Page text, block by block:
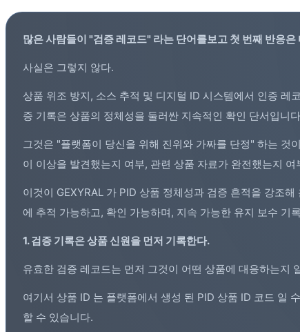
많은 사람들이 "검증 레코드" 라는 단어를보고 첫 번째 반응
사실은 그렇지 않다.
상품 위조 방지, 소스 추적 및 디지털 ID 시스템에서 인증
증 기록은 상품의 정체성을 둘러싼 지속적인 확인 단서입니
그것은 "플랫폼이 당신을 위해 진위와 가짜를 단정" 하는 것
이 이상을 발견했는지 여부, 관련 상품 자료가 완전했는지
이것이 GEXYRAL 가 PID 상품 정체성과 검증 흔적을 강조
에 추적 가능하고, 확인 가능하며, 지속 가능한 유지 보수 기
1. 검증 기록은 상품 신원을 먼저 기록한다.
유효한 검증 레코드는 먼저 그것이 어떤 상품에 대응하는지
여기서 상품 ID 는 플랫폼에서 생성 된 PID 상품 ID 코드 일
할 수 있습니다.